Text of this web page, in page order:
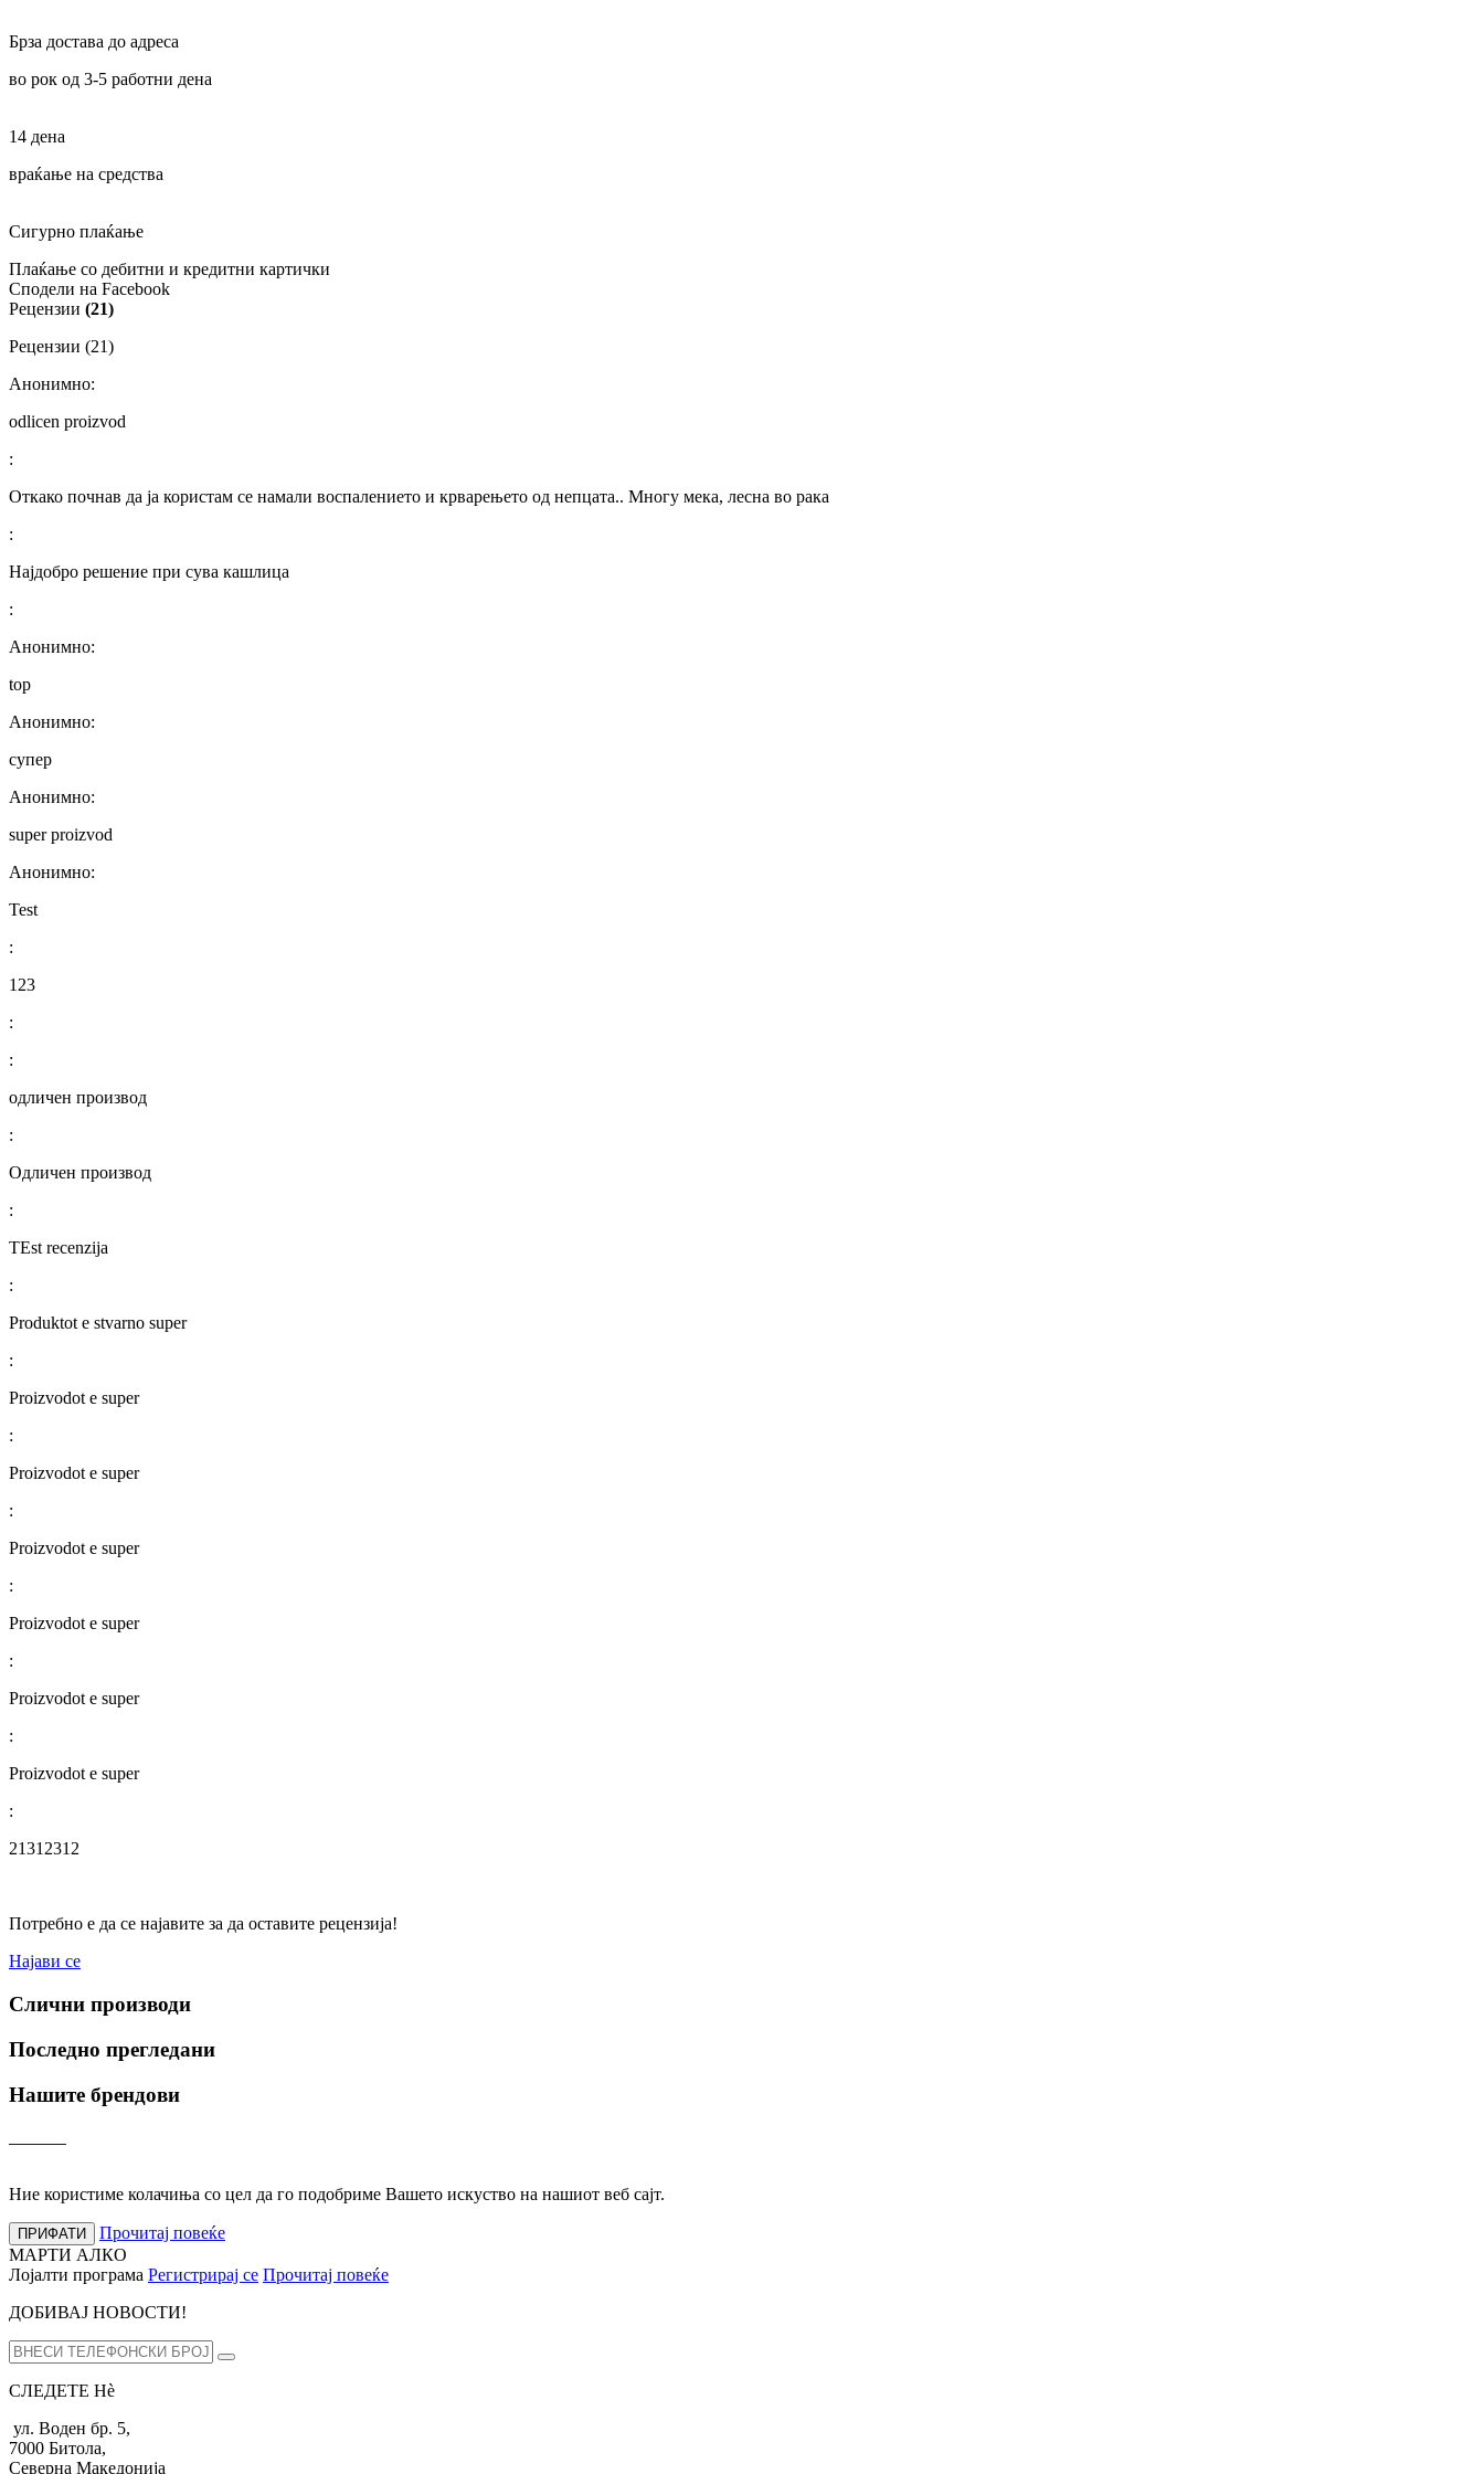
Брза достава до адреса
во рок од 3-5 работни дена
14 дена
враќање на средства
Сигурно плаќање
Плаќање со дебитни и кредитни картички
Сподели на Facebook
Рецензии (21)
Рецензии (21)
Анонимно:
odlicen proizvod
:
Откако почнав да ја користам се намали воспалението и крварењето од непцата.. Многу мека, лесна во рака
:
Најдобро решение при сува кашлица
:
Анонимно:
top
Анонимно:
супер
Анонимно:
super proizvod
Анонимно:
Test
:
123
:
:
одличен производ
:
Одличен производ
:
TEst recenzija
:
Produktot e stvarno super
:
Proizvodot e super
:
Proizvodot e super
:
Proizvodot e super
:
Proizvodot e super
:
Proizvodot e super
:
Proizvodot e super
:
21312312
Потребно е да се најавите за да оставите рецензија!
Најави се
Слични производи
Последно прегледани
Нашите брендови
Ние користиме колачиња со цел да го подобриме Вашето искуство на нашиот веб сајт.
ПРИФАТИ
Прочитај повеќе
МАРТИ АЛКО
Лојалти програма Регистрирај се Прочитај повеќе
ДОБИВАЈ НОВОСТИ!
СЛЕДЕТЕ Нѐ
ул. Воден бр. 5,
7000 Битола,
Северна Македонија